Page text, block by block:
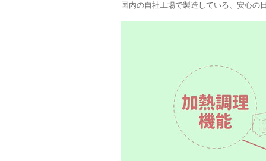
国内の自社工場で製造している、安心の